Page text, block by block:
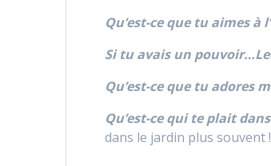
Qu’est-ce que tu aimes à
Si tu avais un
Qu’est-ce que tu adores
Qu’est-ce qui te plait
dans le jardin plus souvent !